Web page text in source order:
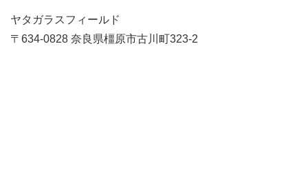
ヤタガラスフィールド
〒634-0828 奈良県橿原市古川町323-2